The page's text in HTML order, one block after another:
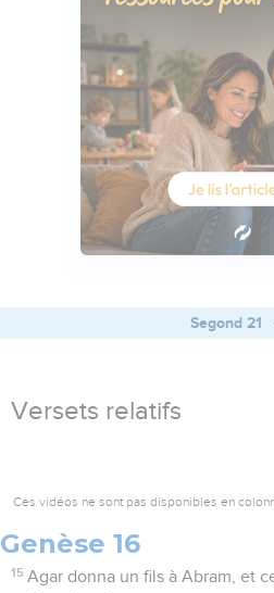
Segond 21
Versets relatifs
Ces vidéos ne sont pas disponibles en
Genèse 16
15 Agar donna un fils à Abram, et